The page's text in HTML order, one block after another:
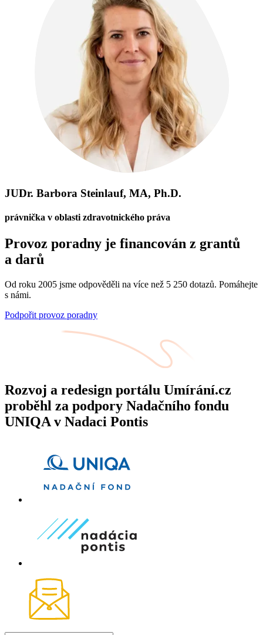
JUDr. Barbora Steinlauf, MA, Ph.D.
právnička v oblasti zdravotnického práva
Provoz poradny je financován z grantů
a darů
Od roku 2005 jsme odpověděli na více než 5 250 dotazů. Pomáhejte
s námi.
Podpořit provoz poradny
Rozvoj a redesign portálu Umírání.cz
proběhl za podpory Nadačního fondu
UNIQA v Nadaci Pontis